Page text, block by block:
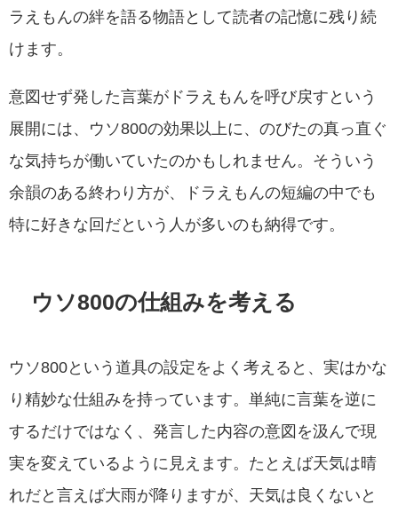
ラえもんの絆を語る物語として読者の記憶に残り続
けます。
意図せず発した言葉がドラえもんを呼び戻すという
展開には、ウソ800の効果以上に、のびたの真っ直ぐ
な気持ちが働いていたのかもしれません。そういう
余韻のある終わり方が、ドラえもんの短編の中でも
特に好きな回だという人が多いのも納得です。
ウソ800の仕組みを考える
ウソ800という道具の設定をよく考えると、実はかな
り精妙な仕組みを持っています。単純に言葉を逆に
するだけではなく、発言した内容の意図を汲んで現
実を変えているように見えます。たとえば天気は晴
れだと言えば大雨が降りますが、天気は良くないと